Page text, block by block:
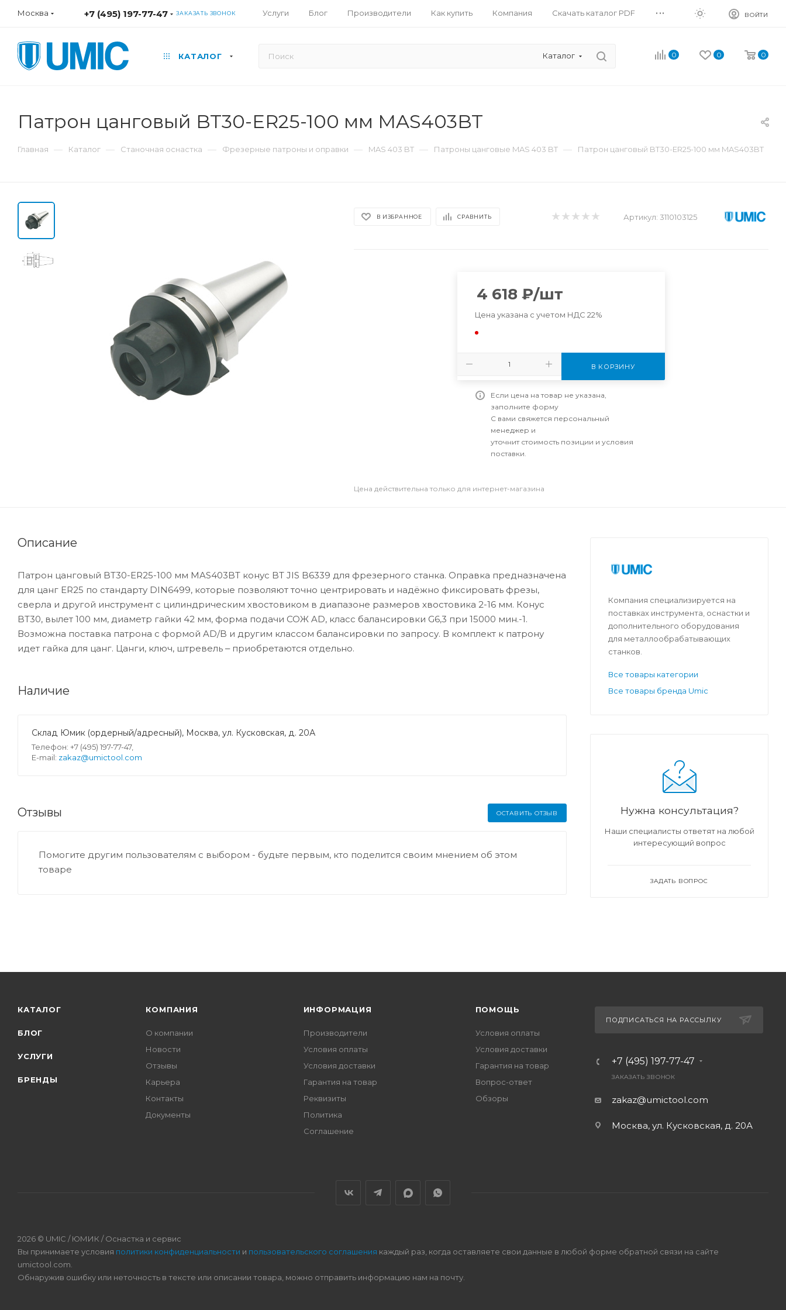
Москва +7 (495) 197-77-47 ЗАКАЗАТЬ ЗВОНОК Услуги Блог Производители Как купить Компания Скачать каталог PDF ... ВОЙТИ
КАТАЛОГ Каталог 0 0 0
Патрон цанговый BT30-ER25-100 мм MAS403BT
Главная — Каталог — Станочная оснастка — Фрезерные патроны и оправки — MAS 403 BT — Патроны цанговые MAS 403 BT — Патрон цанговый BT30-ER25-100 мм MAS403BT
В ИЗБРАННОЕ СРАВНИТЬ Артикул: 3110103125
4 618 ₽/шт
Цена указана с учетом НДС 22%
В КОРЗИНУ
Если цена на товар не указана,
заполните форму
С вами свяжется персональный
менеджер и
уточнит стоимость позиции и условия
поставки.
Цена действительна только для интернет-магазина
Описание
Патрон цанговый BT30-ER25-100 мм MAS403BT конус BT JIS B6339 для фрезерного станка. Оправка предназначена
для цанг ER25 по стандарту DIN6499, которые позволяют точно центрировать и надёжно фиксировать фрезы,
сверла и другой инструмент с цилиндрическим хвостовиком в диапазоне размеров хвостовика 2-16 мм. Конус
BT30, вылет 100 мм, диаметр гайки 42 мм, форма подачи СОЖ AD, класс балансировки G6,3 при 15000 мин.-1.
Возможна поставка патрона с формой AD/B и другим классом балансировки по запросу. В комплект к патрону
идет гайка для цанг. Цанги, ключ, штревель ‒ приобретаются отдельно.
Наличие
Склад Юмик (ордерный/адресный), Москва, ул. Кусковская, д. 20А
Телефон: +7 (495) 197-77-47,
E-mail: zakaz@umictool.com
Отзывы ОСТАВИТЬ ОТЗЫВ
Помогите другим пользователям с выбором - будьте первым, кто поделится своим мнением об этом
товаре
Компания специализируется на
поставках инструмента, оснастки и
дополнительного оборудования
для металлообрабатывающих
станков.
Все товары категории
Все товары бренда Umic
Нужна консультация?
Наши специалисты ответят на любой
интересующий вопрос
ЗАДАТЬ ВОПРОС
КАТАЛОГ
БЛОГ
УСЛУГИ
БРЕНДЫ
КОМПАНИЯ
О компании
Новости
Отзывы
Карьера
Контакты
Документы
ИНФОРМАЦИЯ
Производители
Условия оплаты
Условия доставки
Гарантия на товар
Реквизиты
Политика
Соглашение
ПОМОЩЬ
Условия оплаты
Условия доставки
Гарантия на товар
Вопрос-ответ
Обзоры
ПОДПИСАТЬСЯ НА РАССЫЛКУ
+7 (495) 197-77-47
ЗАКАЗАТЬ ЗВОНОК
zakaz@umictool.com
Москва, ул. Кусковская, д. 20А
2026 © UMIC / ЮМИК / Оснастка и сервис
Вы принимаете условия политики конфиденциальности и пользовательского соглашения каждый раз, когда оставляете свои данные в любой форме обратной связи на сайте
umictool.com.
Обнаружив ошибку или неточность в тексте или описании товара, можно отправить информацию нам на почту.